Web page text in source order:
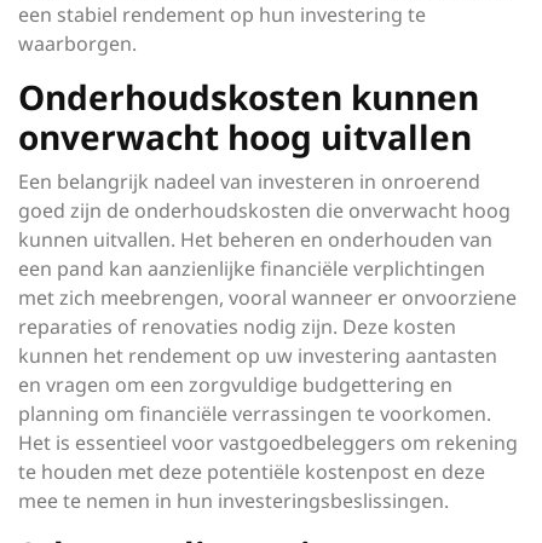
een stabiel rendement op hun investering te
waarborgen.
Onderhoudskosten kunnen
onverwacht hoog uitvallen
Een belangrijk nadeel van investeren in onroerend
goed zijn de onderhoudskosten die onverwacht hoog
kunnen uitvallen. Het beheren en onderhouden van
een pand kan aanzienlijke financiële verplichtingen
met zich meebrengen, vooral wanneer er onvoorziene
reparaties of renovaties nodig zijn. Deze kosten
kunnen het rendement op uw investering aantasten
en vragen om een zorgvuldige budgettering en
planning om financiële verrassingen te voorkomen.
Het is essentieel voor vastgoedbeleggers om rekening
te houden met deze potentiële kostenpost en deze
mee te nemen in hun investeringsbeslissingen.